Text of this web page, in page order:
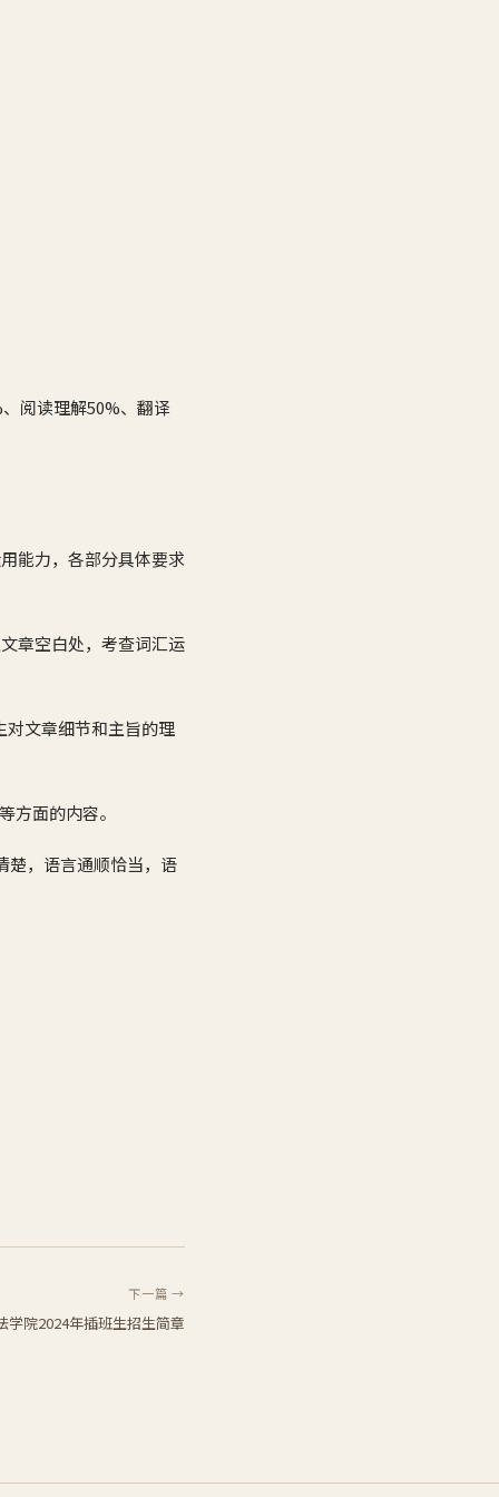
阅读理解50%、翻译
能力，各部分具体要求
章空白处，考查词汇运
对文章细节和主旨的理
方面的内容。
楚，语言通顺恰当，语
下一篇 →
学院2024年插班生招生简章